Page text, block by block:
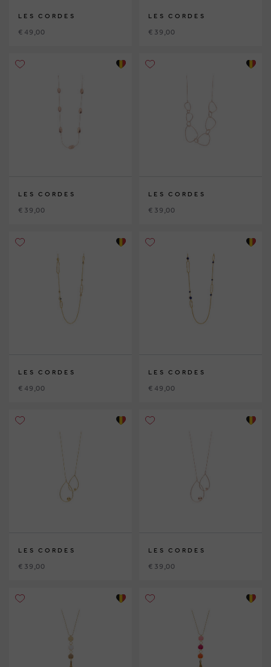
LES CORDES
€ 49,00
LES CORDES
€ 39,00
LES CORDES
€ 39,00
LES CORDES
€ 39,00
LES CORDES
€ 49,00
LES CORDES
€ 49,00
LES CORDES
€ 39,00
LES CORDES
€ 39,00